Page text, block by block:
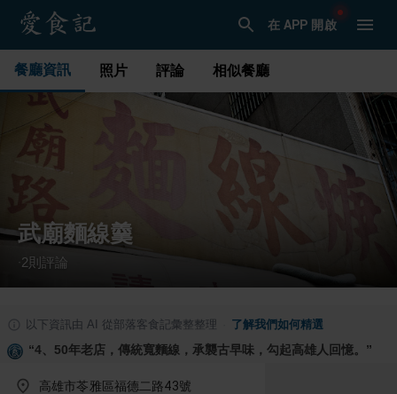
在 APP 開啟
餐廳資訊 照片 評論 相似餐廳
武廟麵線羹
2 則評論
以下資訊由 AI 從部落客食記彙整整理 了解我們如何精選
“4、50年老店，傳統寬麵線，承襲古早味，勾起高雄人回憶。 ”
高雄市苓雅區福德二路43號